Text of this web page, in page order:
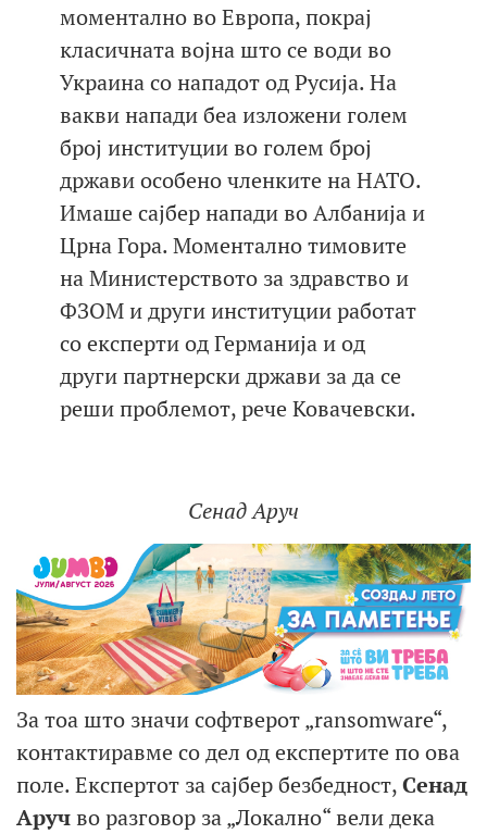
моментално во Европа, покрај
класичната војна што се води во
Украина со нападот од Русија. На
вакви напади беа изложени голем
број институции во голем број
држави особено членките на НАТО.
Имаше сајбер напади во Албанија и
Црна Гора. Моментално тимовите
на Министерството за здравство и
ФЗОМ и други институции работат
со експерти од Германија и од
други партнерски држави за да се
реши проблемот, рече Ковачевски.
Сенад Аруч
За тоа што значи софтверот „ransomware“,
контактиравме со дел од експертите по ова
поле. Експертот за сајбер безбедност,Сенад
Аручво разговор за „Локално“ вели дека